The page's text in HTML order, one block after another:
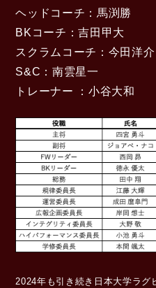
ヘッドコーチ：馬渕勝
BKコーチ：吉田甲大
スクラムコーチ：今田洋介
S&C：南雲星一
トレーナー ：小谷大和
2024年も引き続き日本大学ラ